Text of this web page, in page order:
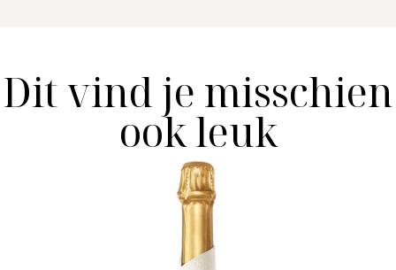
Dit vind je misschien
ook leuk